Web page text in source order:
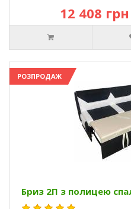
12 408 грн
РОЗПРОДАЖ
Бриз 2П з полицею